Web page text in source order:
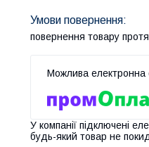
повернення товару
У компанії підключені
будь-який товар не